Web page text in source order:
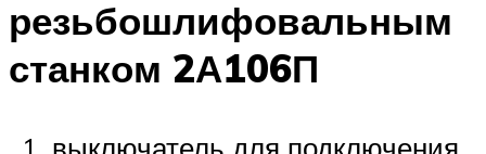
резьбошлифовальным
станком 2А106П